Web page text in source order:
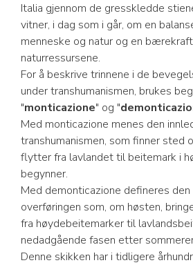
Italia gjennom de gresskledde
vitner, i dag som i går, om en
menneske og natur og en
naturressursene.
For å beskrive trinnene i de
under transhumanismen, brukes
"monticazione" og "
Med monticazione menes den
transhumanismen, som finner sted
flytter fra lavlandet til beitemark i
begynner.
Med demonticazione defineres
overføringen som, om høsten,
fra høydebeitemarker til
nedadgående fasen etter
Denne skikken har i tidligere